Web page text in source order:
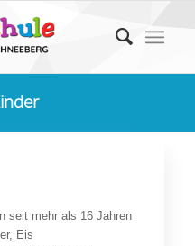
seit mehr als 16 Jahren
Eis